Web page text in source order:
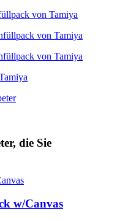
von Tamiya
von Tamiya
von Tamiya
die Sie
w/Canvas